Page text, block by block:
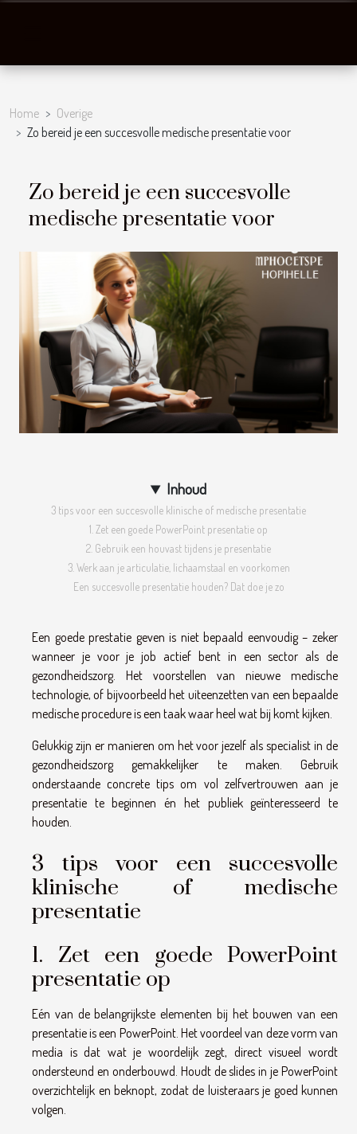
Home
Overige
Zo bereid je een succesvolle medische presentatie voor
Zo bereid je een succesvolle
medische presentatie voor
Inhoud
3 tips voor een succesvolle klinische of medische presentatie
1. Zet een goede PowerPoint presentatie op
2. Gebruik een houvast tijdens je presentatie
3. Werk aan je articulatie, lichaamstaal en voorkomen
Een succesvolle presentatie houden? Dat doe je zo
Een goede prestatie geven is niet bepaald eenvoudig – zeker
wanneer je voor je job actief bent in een sector als de
gezondheidszorg. Het voorstellen van nieuwe medische
technologie, of bijvoorbeeld het uiteenzetten van een bepaalde
medische procedure is een taak waar heel wat bij komt kijken.
Gelukkig zijn er manieren om het voor jezelf als specialist in de
gezondheidszorg gemakkelijker te maken. Gebruik
onderstaande concrete tips om vol zelfvertrouwen aan je
presentatie te beginnen én het publiek geïnteresseerd te
houden.
3 tips voor een succesvolle
klinische of medische
presentatie
1. Zet een goede PowerPoint
presentatie op
Eén van de belangrijkste elementen bij het bouwen van een
presentatie is een PowerPoint. Het voordeel van deze vorm van
media is dat wat je woordelijk zegt, direct visueel wordt
ondersteund en onderbouwd. Houdt de slides in je PowerPoint
overzichtelijk en beknopt, zodat de luisteraars je goed kunnen
volgen.